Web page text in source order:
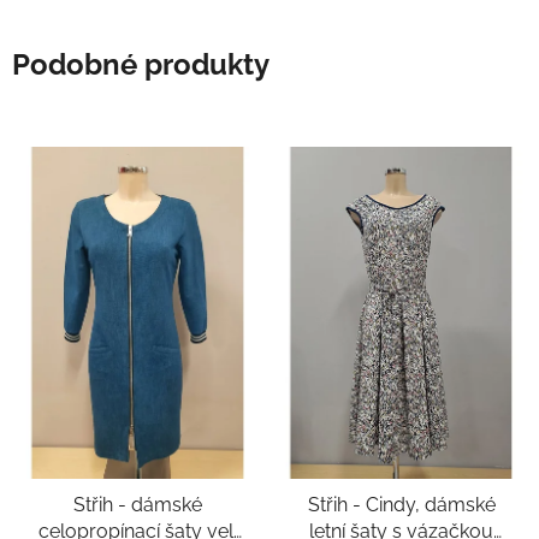
Podobné produkty
Střih - dámské
celopropínací šaty vel.
Střih - Cindy, dámské
letní šaty s vázačkou